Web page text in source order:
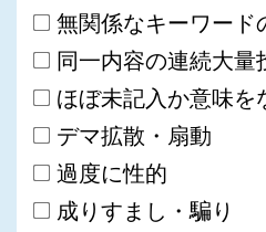
無関係なキーワード
同一内容の連続大量
ほぼ未記入か意味を
デマ拡散・扇動
過度に性的
成りすまし・騙り